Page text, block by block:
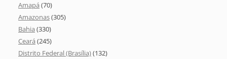
Amapá (70)
Amazonas(305)
Bahia (330)
Ceará (245)
Distrito Federal (Brasília)(132)